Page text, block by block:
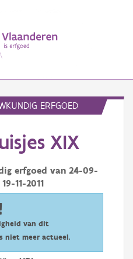
ERFGOED
XIX
erfgoed van 24-09-
19-11-2011
van dit
niet meer actueel.